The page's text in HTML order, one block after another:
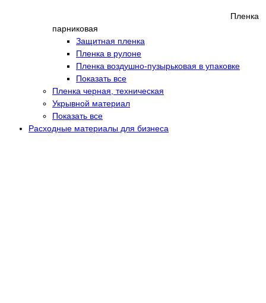
Пленка
парниковая
Защитная пленка
Пленка в рулоне
Пленка воздушно-пузырьковая в упаковке
Показать все
Пленка черная, техническая
Укрывной материал
Показать все
Расходные материалы для бизнеса